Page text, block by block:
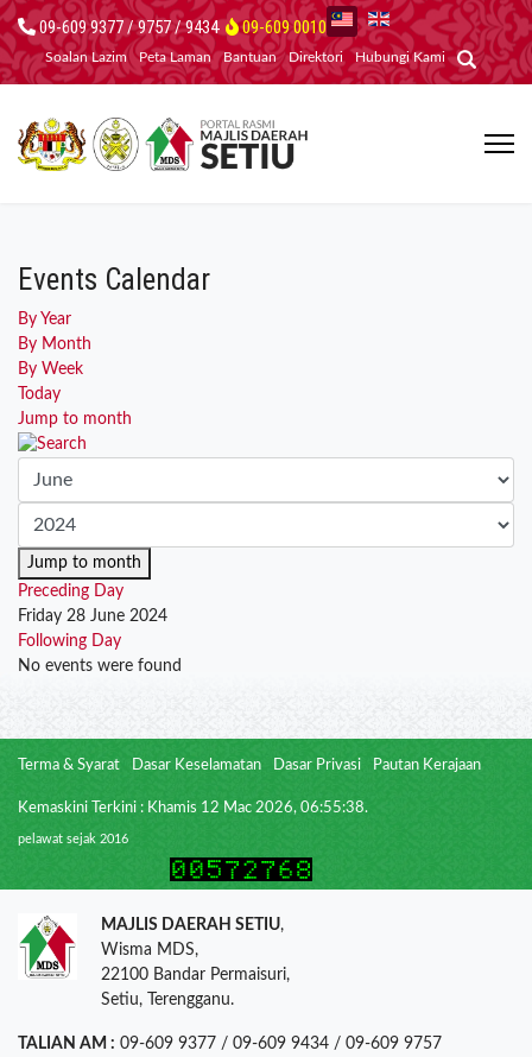
09-609 9377 / 9757 / 9434 09-609 0010
Soalan Lazim Peta Laman Bantuan Direktori Hubungi Kami
Events Calendar
By Year
By Month
By Week
Today
Jump to month
Jump to month
Preceding Day
Friday 28 June 2024
Following Day
No events were found
Terma & Syarat Dasar Keselamatan Dasar Privasi Pautan Kerajaan
Kemaskini Terkini : Khamis 12 Mac 2026, 06:55:38.
pelawat sejak 2016
MAJLIS DAERAH SETIU,
Wisma MDS,
22100 Bandar Permaisuri,
Setiu, Terengganu.
TALIAN AM : 09-609 9377 / 09-609 9434 / 09-609 9757